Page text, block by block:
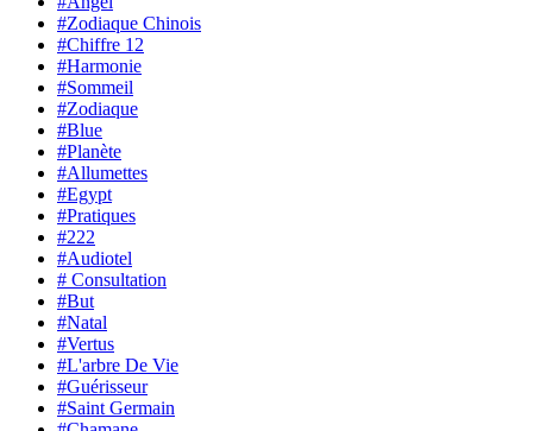
#Zodiaque Chinois
#Chiffre 12
#Harmonie
#Sommeil
#Zodiaque
#Blue
#Planète
#Allumettes
#Egypt
#Pratiques
#222
#Audiotel
# Consultation
#But
#Natal
#Vertus
#L'arbre De Vie
#Guérisseur
#Saint Germain